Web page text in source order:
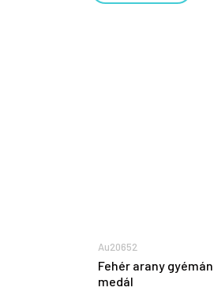
Au20652
Fehér arany
medál